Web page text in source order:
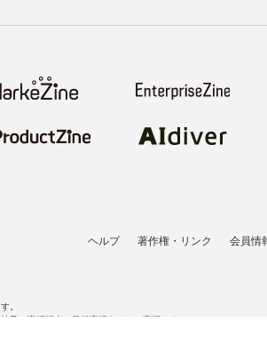
ヘルプ 著作権・リンク 会員情
。
及び商標権者の登録商標あるいは商標です。